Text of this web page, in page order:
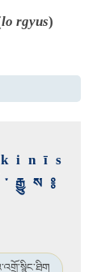
lo rgyus)